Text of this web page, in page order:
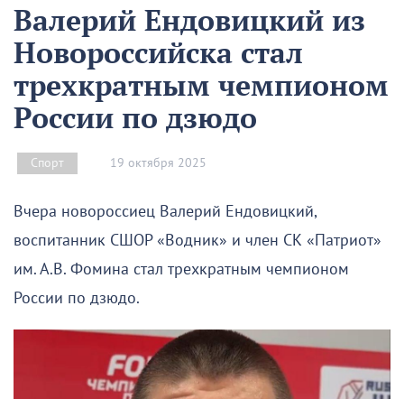
Валерий Ендовицкий из
Новороссийска стал
трехкратным чемпионом
России по дзюдо
Спорт 19 октября 2025
Вчера новороссиец Валерий Ендовицкий,
воспитанник СШОР «Водник» и член СК «Патриот»
им. А.В. Фомина стал трехкратным чемпионом
России по дзюдо.